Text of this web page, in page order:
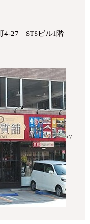
4-27 STSビル1階
</